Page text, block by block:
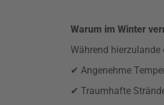
Warum im Winter
Während hierzulande
✔ Angenehme
✔ Traumhafte